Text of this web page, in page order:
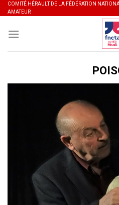
Skip
to
content
COMITÉ HÉRAULT DE LA FÉDÉRATION
AMATEUR